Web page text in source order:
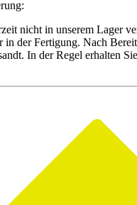
nicht in unserem Lager
in der Fertigung. Nach
In der Regel erhalten